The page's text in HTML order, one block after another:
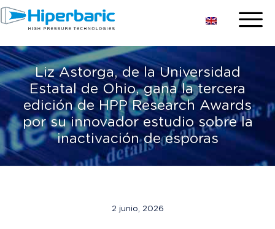
Liz Astorga, de la Universidad
Estatal de Ohio, gana la tercera
edición de HPP Research Awards
por su innovador estudio sobre la
inactivación de esporas
2 junio, 2026